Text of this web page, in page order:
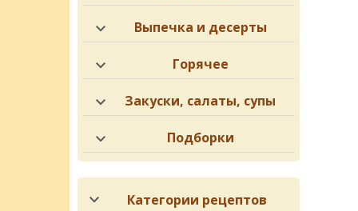
Выпечка и десерты
Горячее
Закуски, салаты, супы
Подборки
Категории рецептов